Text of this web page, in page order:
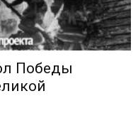
Победы